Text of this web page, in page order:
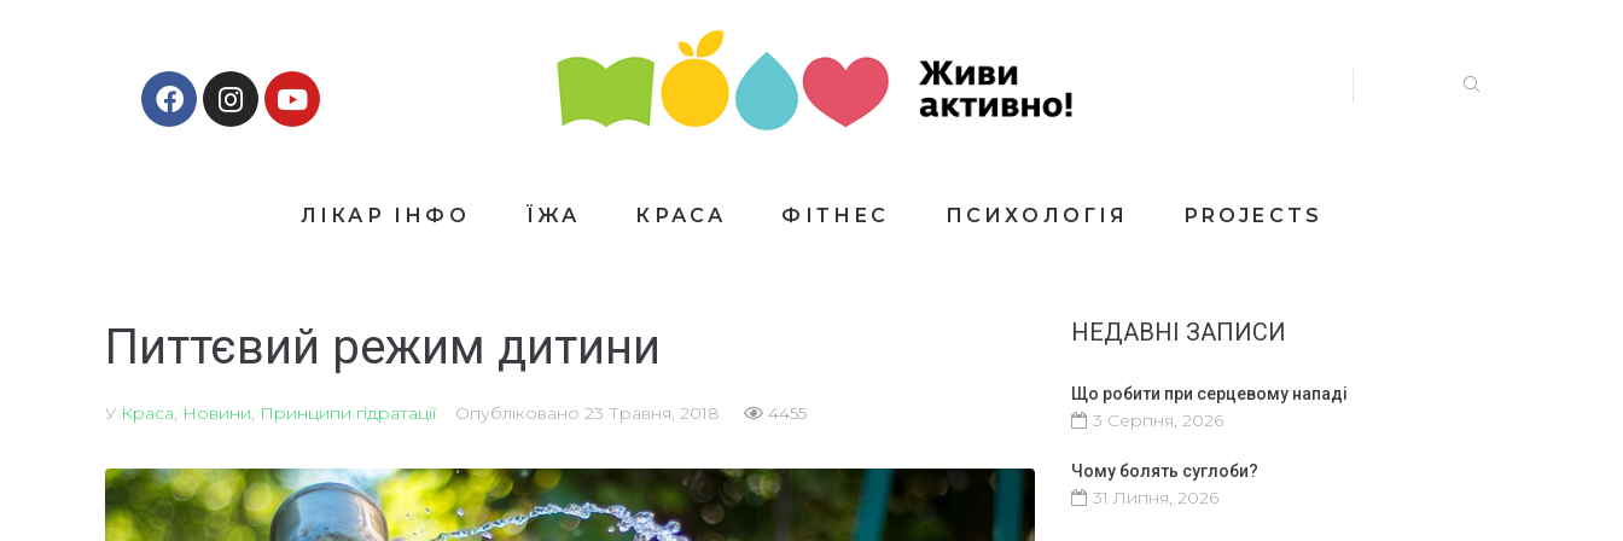
ЛІКАР ІНФО ЇЖА КРАСА ФІТНЕС ПСИХОЛОГІЯ PROJECTS
Питтєвий режим дитини
У Краса, Новини, Принципи гідратації Опубліковано 23 Травня, 2018 4455
НЕДАВНІ ЗАПИСИ
Що робити при серцевому нападі
3 Серпня, 2026
Чому болять суглоби?
31 Липня, 2026